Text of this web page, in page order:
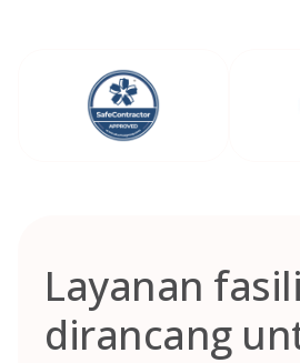
Layanan
dirancang